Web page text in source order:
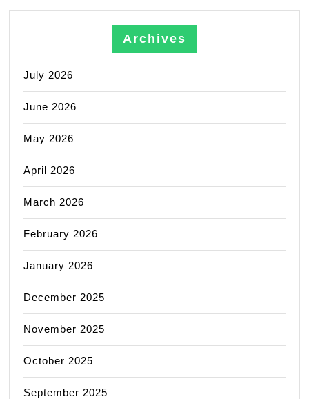
Archives
July 2026
June 2026
May 2026
April 2026
March 2026
February 2026
January 2026
December 2025
November 2025
October 2025
September 2025